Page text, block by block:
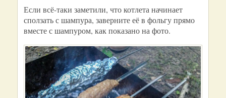
Если всё-таки заметили, что котлета начинает
сползать с шампура, заверните её в фольгу прямо
вместе с шампуром, как показано на фото.